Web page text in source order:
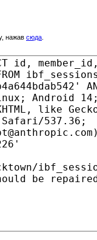
нажав сюда